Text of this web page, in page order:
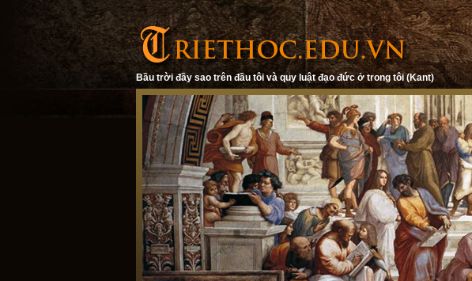
Bầu trời đầy sao trên đầu tôi và quy luật đạo đức ở trong tôi (Kant)